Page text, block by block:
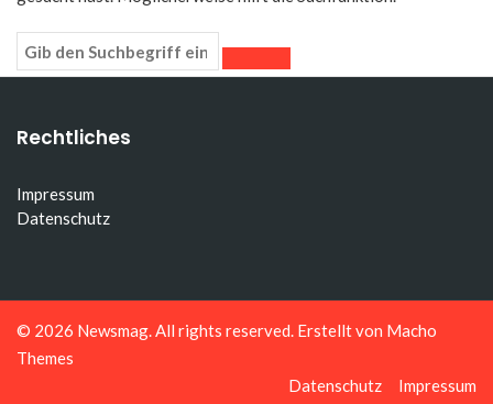
Rechtliches
Impressum
Datenschutz
© 2026 Newsmag . All rights reserved. Erstellt von Macho
Themes
Datenschutz
Impressum